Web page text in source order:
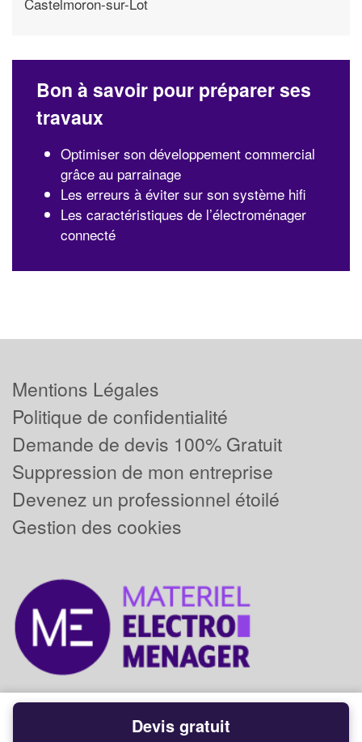
Bon à savoir pour préparer ses
travaux
Optimiser son développement commercial
grâce au parrainage
Les erreurs à éviter sur son système hifi
Les caractéristiques de l’électroménager
connecté
Mentions Légales
Politique de confidentialité
Demande de devis 100% Gratuit
Suppression de mon entreprise
Devenez un professionnel étoilé
Gestion des cookies
Powered byPlus que pro
Devis gratuit